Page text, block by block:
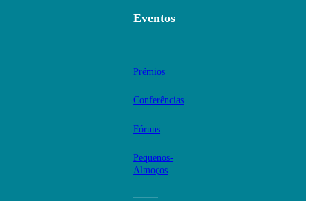
Eventos
Prémios
Conferências
Fóruns
Pequenos-
Almoços